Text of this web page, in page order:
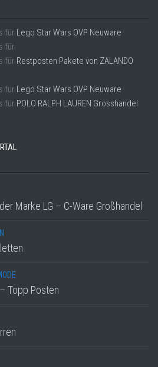
für Lego Star Wars OVP Neuware
für
für Restposten Pakete von ZALANDO
für Lego Star Wars OVP Neuware
für POLO RALPH LAUREN Grosshandel
Marke LG – C-Ware Großhandel
Topp Posten